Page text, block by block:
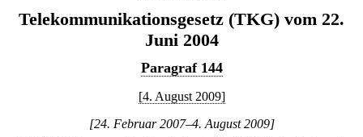
Telekommunikationsgesetz (TKG) vom 22.
Juni 2004
Paragraf 144
[4. August 2009]
[24. Februar 2007–4. August 2009]